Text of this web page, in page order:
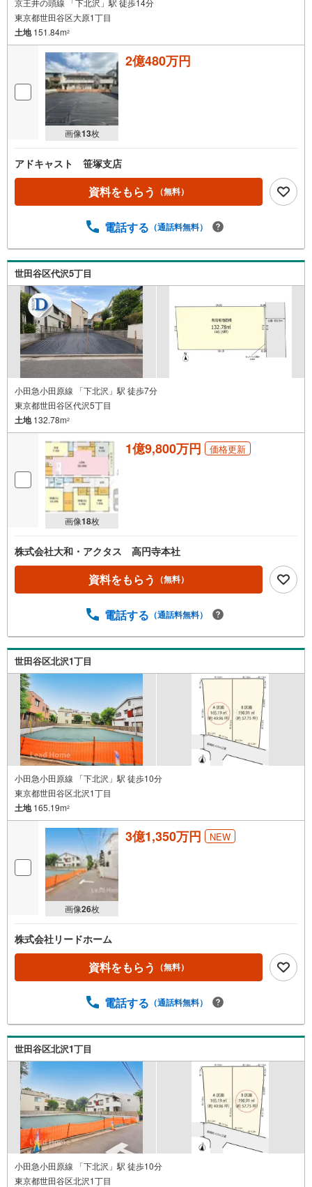
東京都世田谷区大原1丁目
土地151.84m2
画像13枚
2億480万円
アドキャスト 笹塚支店
資料をもらう （無料）
電話する （通話料無料）
世田谷区代沢5丁目
小田急小田原線 「下北沢」駅 徒歩7分
東京都世田谷区代沢5丁目
土地132.78m2
画像18枚
1億9,800万円 価格更新
株式会社大和・アクタス 高円寺本社
資料をもらう （無料）
電話する （通話料無料）
世田谷区北沢1丁目
小田急小田原線 「下北沢」駅 徒歩10分
東京都世田谷区北沢1丁目
土地165.19m2
画像26枚
3億1,350万円 NEW
株式会社リードホーム
資料をもらう （無料）
電話する （通話料無料）
世田谷区北沢1丁目
小田急小田原線 「下北沢」駅 徒歩10分
東京都世田谷区北沢1丁目